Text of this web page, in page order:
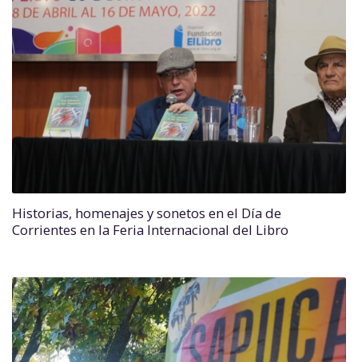
Historias, homenajes y sonetos en el Día de
Corrientes en la Feria Internacional del Libro